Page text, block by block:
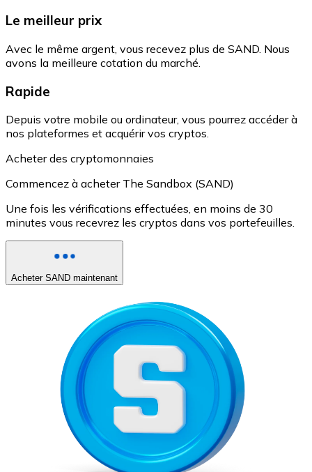
Le meilleur prix
Avec le même argent, vous recevez plus de SAND. Nous
avons la meilleure cotation du marché.
Rapide
Depuis votre mobile ou ordinateur, vous pourrez accéder à
nos plateformes et acquérir vos cryptos.
Acheter des cryptomonnaies
Commencez à acheter The Sandbox (SAND)
Une fois les vérifications effectuées, en moins de 30
minutes vous recevrez les cryptos dans vos portefeuilles.
Acheter SAND maintenant